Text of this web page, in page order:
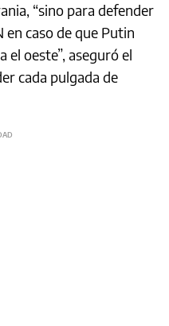
“sino para defender
en caso de que Putin
el oeste”, aseguró el
cada pulgada de